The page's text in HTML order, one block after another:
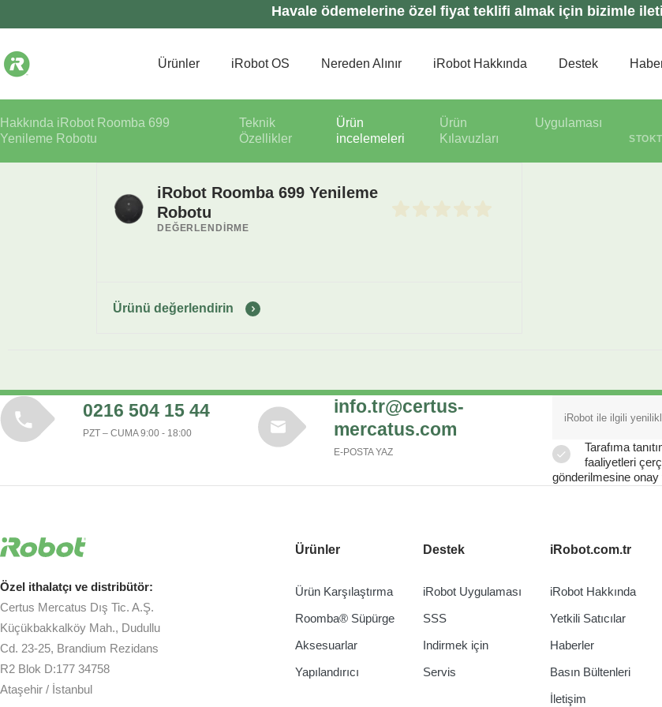
Havale ödemelerine özel fiyat teklifi almak için bizimle
Ürünler iRobot OS Nereden Alınır iRobot Hakkında Destek
Hakkında iRobot Roomba 699
Yenileme Robotu
Teknik
Özellikler
Ürün
incelemeleri
Ürün
Kılavuzları
Uygulaması
iRobot Roomba 699 Yenileme
Robotu
DEĞERLENDIRME
Ürünü değerlendirin
0216 504 15 44
PZT – CUMA 9:00 - 18:00
info.tr@certus-
mercatus.com
E-POSTA YAZ
Tarafıma
faaliyetleri
gönderilmesine
Özel ithalatçı ve distribütör:
Certus Mercatus Dış Tic. A.Ş.
Küçükbakkalköy Mah., Dudullu
Cd. 23-25, Brandium Rezidans
R2 Blok D:177 34758
Ataşehir / İstanbul
Ürünler
Ürün Karşılaştırma
Roomba® Süpürge
Aksesuarlar
Yapılandırıcı
Destek
iRobot Uygulaması
SSS
Indirmek için
Servis
iRobot.com.tr
iRobot Hakkında
Yetkili Satıcılar
Haberler
Basın Bültenleri
İletişim